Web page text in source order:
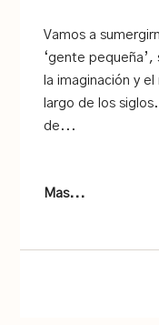
Vamos a
‘gente
la imaginación y
largo de los
de...
Mas...